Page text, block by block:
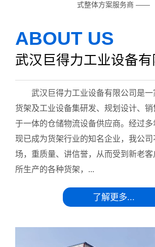
式整体方案服务商 ——
ABOUT US
武汉巨得力工业设备有
武汉巨得力工业设备有限公司是一
货架及工业设备集研发、规划设计、
于一体的仓储物流设备供应商。经过多
现已成为货架行业的知名企业，我公
场，重质量、讲信誉，从而受到新老客
所生产的各种货架，...
了解更多...